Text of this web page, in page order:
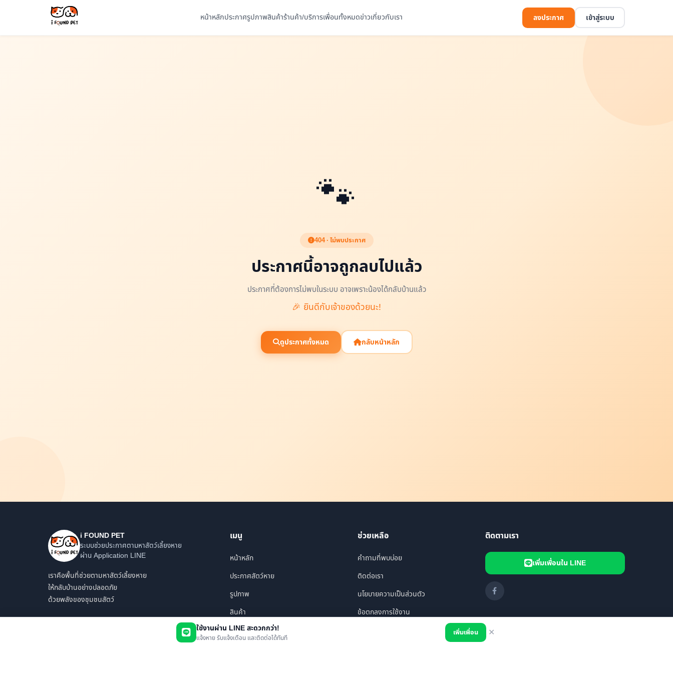
หน้าหลักประกาศรูปภาพสินค้าร้านค้า/บริการเพื่อนทั้งหมดข่าวเกี่ยวกับเรา ลงประกาศ เข้าสู่ระบบ
ใช้งานผ่าน LINE สะดวกกว่า!
แจ้งหาย รับแจ้งเตือน และติดต่อได้ทันที
เพิ่มเพื่อน ✕
🐾
404 · ไม่พบประกาศ
ประกาศนี้อาจถูกลบไปแล้ว
ประกาศที่ต้องการไม่พบในระบบ อาจเพราะน้องได้กลับบ้านแล้ว
🎉 ยินดีกับเจ้าของด้วยนะ!
ดูประกาศทั้งหมด กลับหน้าหลัก
i FOUND PET
ระบบช่วยประกาศตามหาสัตว์เลี้ยงหาย
ผ่าน Application LINE
เราคือพื้นที่ช่วยตามหาสัตว์เลี้ยงหาย
ให้กลับบ้านอย่างปลอดภัย
ด้วยพลังของชุมชนสัตว์
เมนู
หน้าหลัก
ประกาศสัตว์หาย
รูปภาพ
สินค้า
ร้านค้า/บริการ
ช่วยเหลือ
คำถามที่พบบ่อย
ติดต่อเรา
นโยบายความเป็นส่วนตัว
ข้อตกลงการใช้งาน
ติดตามเรา
เพิ่มเพื่อนใน LINE